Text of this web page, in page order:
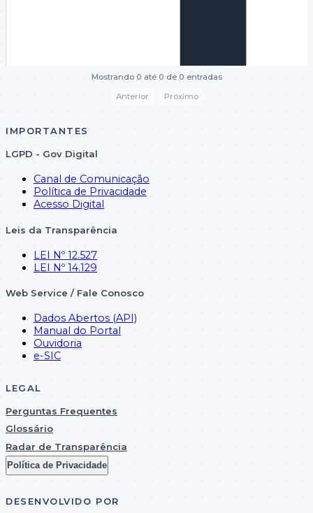
Mostrando 0 até 0 de 0 entradas
Anterior Próximo
IMPORTANTES
LGPD - Gov Digital
Canal de Comunicação
Política de Privacidade
Acesso Digital
Leis da Transparência
LEI Nº 12.527
LEI Nº 14.129
Web Service / Fale Conosco
Dados Abertos (API)
Manual do Portal
Ouvidoria
e-SIC
LEGAL
Perguntas Frequentes
Glossário
Radar de Transparência
Política de Privacidade
DESENVOLVIDO POR